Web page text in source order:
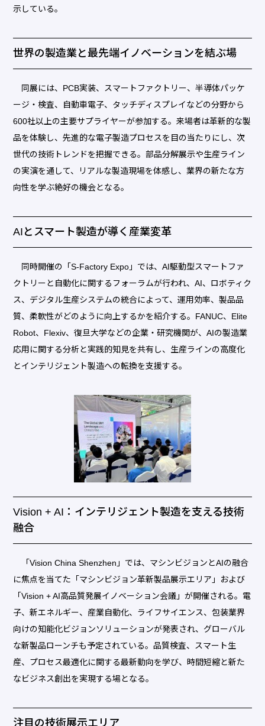
示している。
世界の製造業と最先端イノベーションを結ぶ場
同展には、PCB実装、スマートファクトリー、半導体パッケ
ージ・検査、自動車電子、タッチディスプレイなどの分野から
600社以上の主要サプライヤーが参加する。来場者は革新的な製
品を体験し、先進的な電子製造プロセスを目の当たりにし、次
世代の技術トレンドを把握できる。部品分解展示や生産ライン
の実演を通して、リアルな製造現場を体感し、業界の新たな方
向性を学ぶ絶好の機会となる。
AIとスマート製造が導く産業変革
同時開催の「S-Factory Expo」では、AI駆動型スマートファ
クトリーと自動化に関するフォーラムが行われ、AI、ロボティク
ス、デジタル生産システムの統合によって、運用効率、製品品
質、柔軟性がどのように向上するかを紹介する。FANUC、Elite
Robot、Flexiv、復旦大学などの企業・研究機関が、AIの製造業
応用に関する分析と実践的知見を共有し、生産ラインの高度化
とインテリジェント製造への転換を支援する。
Vision + AI：インテリジェント製造を支える技術
融合
「Vision China Shenzhen」では、マシンビジョンとAIの融合
に焦点を当てた「マシンビジョン革新製品展示エリア」および
「Vision + AI高品質発展イノベーション会議」が開催される。電
子、新エネルギー、産業自動化、ライフサイエンス、包装業界
向けの知能化ビジョンソリューションが発表され、グローバル
な新製品ローンチも予定されている。品質検査、スマート生
産、プロセス最適化に関する最新動向を学び、時間短縮と新た
なビジネス創出を実現する場となる。
注目の技術展示エリア